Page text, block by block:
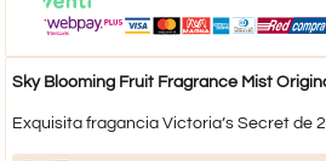
Sky Blooming Fruit Fragrance Mist
Exquisita fragancia Victoria’s Secret de